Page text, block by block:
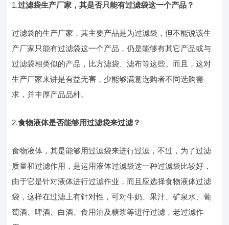
1.过滤袋生产厂家，其是否只能有过滤袋这一个产品？
过滤袋的生产厂家，其主要产品是为过滤袋，但不能说该生
产厂家只能有过滤袋这一个产品，仍是能够有其它产品或与
过滤袋相类似的产品，比方滤袋、滤布等这些。而且，这对
生产厂家来讲是有益无害，少能够满意选购者不同选购需
求，并丰厚产品品种。
2.食物液体是否能够用过滤袋来过滤？
食物液体，其是能够用过滤袋来进行过滤，不过，为了过滤
质量和过滤作用，是运用液体过滤袋这一种过滤袋比较好，
由于它是针对液体进行过滤作业，而且应选择食物液体过滤
袋，这样在过滤上有针对性，可对牛奶、果汁、矿泉水、葡
萄酒、啤酒、白酒、食用油及糖浆等进行过滤，老过滤作